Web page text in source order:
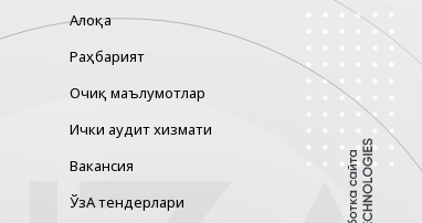
Алоқа
Раҳбарият
Очиқ маълумотлар
Ички аудит хизмати
Вакансия
ЎзА тендерлари